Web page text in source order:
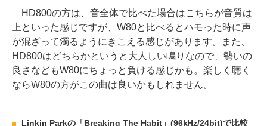
HD800の方は、音全体で比べた場合はこちらが音質は
上といった感じですが、W80と比べるとハモった時に声
が混ざって濁るようにきこえる感じがあります。また、
HD800はどちらかというと大人しい鳴りなので、勢いの
良さなどもW80にちょっと負ける感じかも。楽しく聴く
ならW80の方がこの曲は良いかもしれません。
Linkin Parkの「Breaking The Habit」(96kHz/24bit)で比較